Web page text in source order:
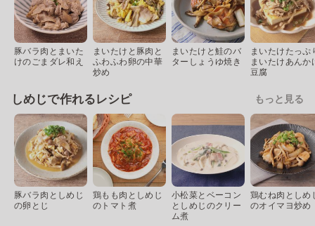
豚バラ肉とまいた
けのごまダレ和え
まいたけと豚肉と
ふわふわ卵の中華
炒め
まいたけと鮭のバ
ターしょうゆ焼き
まいたけたっぷ
まいたけあんか
豆腐
しめじで作れるレシピ もっと見る
豚バラ肉としめじ
の卵とじ
鶏もも肉としめじ
のトマト煮
小松菜とベーコン
としめじのクリー
ム煮
鶏むね肉としめ
のオイマヨ炒め